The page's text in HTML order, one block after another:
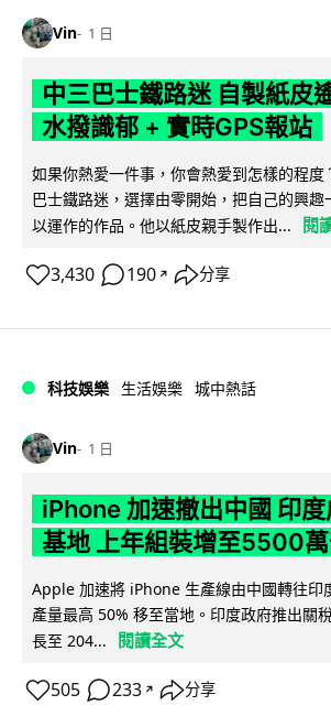
Vin 1 日
中三巴士鐵路迷 自製紙皮
水撥識郁 + 實時GPS報站
如果你熱愛一件事，你會熱愛到怎樣的程度
巴士鐵路迷，選擇由零開始，把自己的興趣
以運作的作品。他以紙皮親手製作出...
閱
3,430 190 ↗ 分享
科技娛樂 生活娛樂 城中熱話
Vin 1 日
iPhone 加速撤出中國 印
基地 上年組裝增至5500
Apple 加速將 iPhone 生產線由中國轉往印
產量最高 50% 移至當地。印度政府推出關
長至 204...
閱讀全文
505 233 ↗ 分享